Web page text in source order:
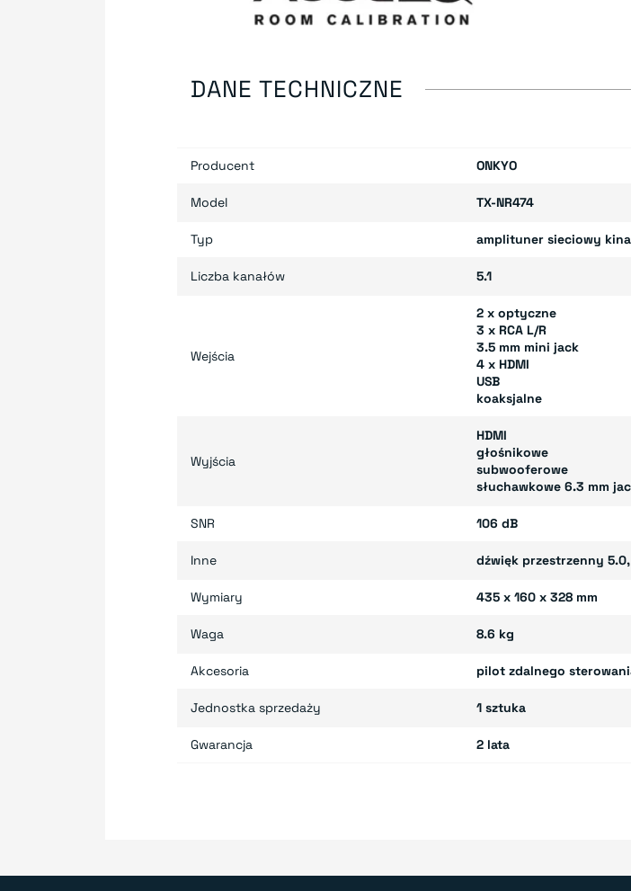
DANE TECHNICZNE
Producent ONKYO
Model TX-NR474
Typ amplituner sieciowy
Liczba kanałów 5.1
Wejścia
2 x optyczne
3 x RCA L/R
3.5 mm mini jack
4 x HDMI
USB
koaksjalne
Wyjścia
HDMI
głośnikowe
subwooferowe
słuchawkowe 6.3 mm
SNR 106 dB
Inne dźwięk przestrzenny
Wymiary 435 x 160 x 328 mm
Waga 8.6 kg
Akcesoria pilot zdalnego
Jednostka sprzedaży 1 sztuka
Gwarancja 2 lata